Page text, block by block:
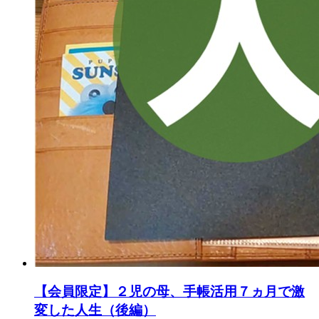
【会員限定】２児の母、手帳活用７ヵ月で激
変した人生（後編）